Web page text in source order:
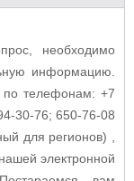
необходимо
информацию.
по телефонам: +7
30-76; 650-76-08
для регионов) ,
электронной